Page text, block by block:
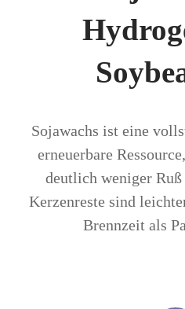
Sojawachs ist eine
erneuerbare
deutlich weniger Ruß
Kerzenreste sind
Brennzeit als